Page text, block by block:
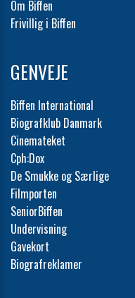
Om Biffen
Frivillig i Biffen
GENVEJE
Biffen International
Biografklub Danmark
Cinemateket
Cph:Dox
De Smukke og Særlige
Filmporten
SeniorBiffen
Undervisning
Gavekort
Biografreklamer